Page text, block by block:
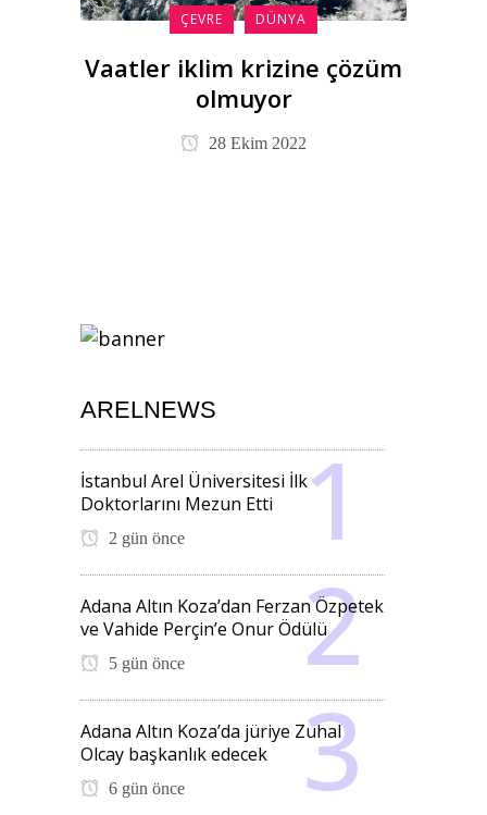
ÇEVRE DÜNYA
Vaatler iklim krizine çözüm
olmuyor
28 Ekim 2022
ARELNEWS
İstanbul Arel Üniversitesi İlk
Doktorlarını Mezun Etti
2 gün önce
Adana Altın Koza’dan Ferzan Özpetek
ve Vahide Perçin’e Onur Ödülü
5 gün önce
Adana Altın Koza’da jüriye Zuhal
Olcay başkanlık edecek
6 gün önce